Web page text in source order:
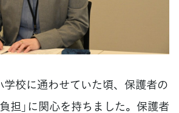
校に通わせていた頃、保護者の
担」に関心を持ちました。保護者